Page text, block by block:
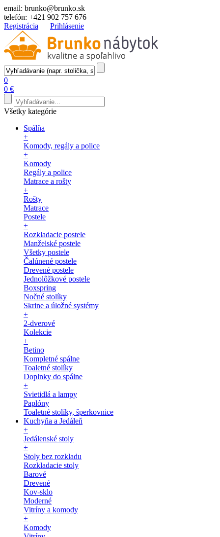
email: brunko@brunko.sk
telefón: +421 902 757 676
Registrácia
Prihlásenie
0
0 €
Všetky kategórie
Spálňa
+
Komody, regály a police
+
Komody
Regály a police
Matrace a rošty
+
Rošty
Matrace
Postele
+
Rozkladacie postele
Manželské postele
Všetky postele
Čalúnené postele
Drevené postele
Jednolôžkové postele
Boxspring
Nočné stolíky
Skrine a úložné systémy
+
2-dverové
Kolekcie
+
Betino
Kompletné spálne
Toaletné stolíky
Doplnky do spálne
+
Svietidlá a lampy
Paplóny
Toaletné stolíky, šperkovnice
Kuchyňa a Jedáleň
+
Jedálenské stoly
+
Stoly bez rozkladu
Rozkladacie stoly
Barové
Drevené
Kov-sklo
Moderné
Vitríny a komody
+
Komody